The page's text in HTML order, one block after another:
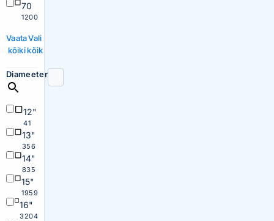
70
1200
Vaata
kõiki
Vali
kõik
Diameeter
12"
41
13"
356
14"
835
15"
1959
16"
3204